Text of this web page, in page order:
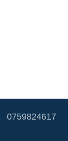
0759824617